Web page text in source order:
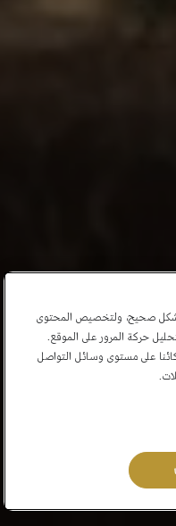
بشكل صحيح، ولتخصيص المحتوى
حركة المرور على الموقع.
على مستوى وسائل التواصل